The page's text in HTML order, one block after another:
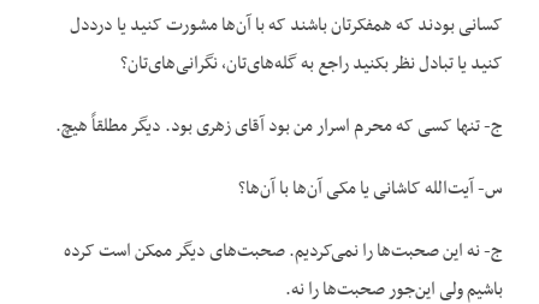
کسانی بودند که همفکرتان باشند که با آن‌ها مشورت کنید یا درددل
کنید یا تبادل نظر بکنید راجع به گله‌های‌تان، نگرانی‌های‌تان؟
ج- تنها کسی که محرم اسرار من بود آقای زهری بود. دیگر مطلقاً هیچ.
س- آیت‌الله کاشانی یا مکی آن‌ها با آن‌ها؟
ج- نه این صحبت‌ها را نمی‌کردیم. صحبت‌های دیگر ممکن است کرده
باشیم ولی این‌جور صحبت‌ها را نه.